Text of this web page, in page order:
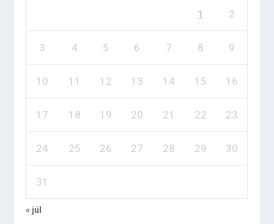
1 2
3 4 5 6 7 8 9
10 11 12 13 14 15 16
17 18 19 20 21 22 23
24 25 26 27 28 29 30
31
« júl